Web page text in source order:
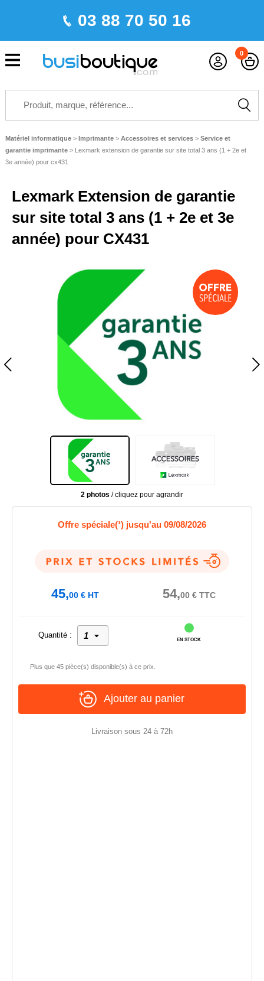
03 88 70 50 16
0
Matériel informatique > Imprimante > Accessoires et services > Service et
garantie imprimante> Lexmark extension de garantie sur site total 3 ans (1 + 2e et
3e année) pour cx431
Lexmark Extension de garantie
sur site total 3 ans (1 + 2e et 3e
année) pour CX431
2 photos / cliquez pour agrandir
Offre spéciale(¹) jusqu'au 09/08/2026
45,00€HT 54,00€TTC
Quantité :
EN STOCK
Plus que 45 pièce(s) disponible(s) à ce prix.
Ajouter au panier
Livraison sous 24 à 72h